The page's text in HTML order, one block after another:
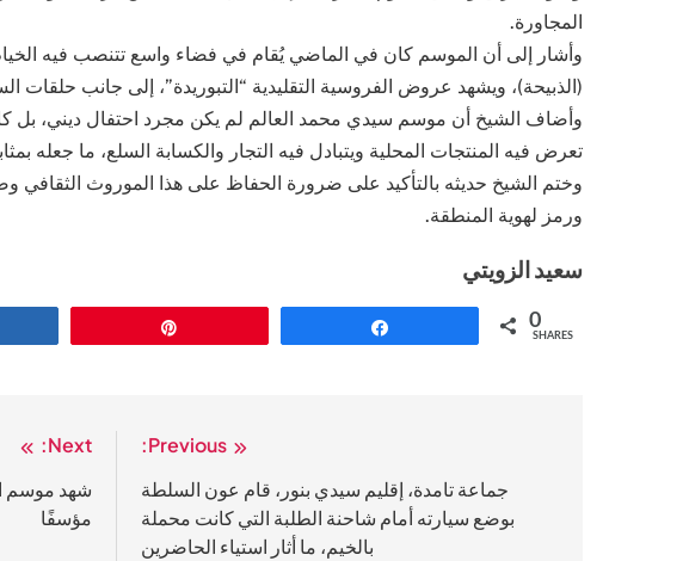
المجاورة.
وأشار إلى أن الموسم كان في الماضي يُقام في فضاء واسع تتنصب فيه
(الذبيحة)، ويشهد عروض الفروسية التقليدية “التبوريدة”، إلى جانب حلقات
وأضاف الشيخ أن موسم سيدي محمد العالم لم يكن مجرد احتفال ديني، بل
تعرض فيه المنتجات المحلية ويتبادل فيه التجار والكسابة السلع، ما جعله
وختم الشيخ حديثه بالتأكيد على ضرورة الحفاظ على هذا الموروث الثقافي
ورمز لهوية المنطقة.
سعيد الزويتي
0
SHARES
المقالات
Previous:
جماعة تامدة، إقليم سيدي بنور، قام عون السلطة
بوضع سيارته أمام شاحنة الطلبة التي كانت محملة
بالخيم، ما أثار استياء الحاضرين
Next:
شهد موسم
مؤسفًا